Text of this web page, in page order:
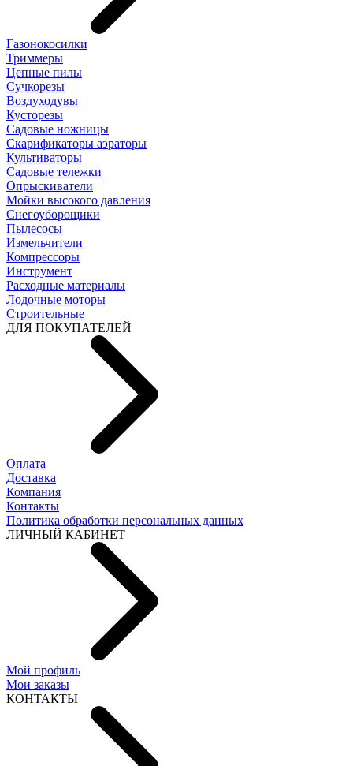
Газонокосилки
Триммеры
Цепные пилы
Cучкорезы
Воздуходувы
Кусторезы
Садовые ножницы
Скарификаторы аэраторы
Культиваторы
Садовые тележки
Опрыскиватели
Мойки высокого давления
Снегоуборощики
Пылесосы
Измельчители
Компрессоры
Инструмент
Расходные материалы
Лодочные моторы
Строительные
ДЛЯ ПОКУПАТЕЛЕЙ
Оплата
Доставка
Компания
Контакты
Политика обработки персональных данных
ЛИЧНЫЙ КАБИНЕТ
Мой профиль
Мои заказы
КОНТАКТЫ